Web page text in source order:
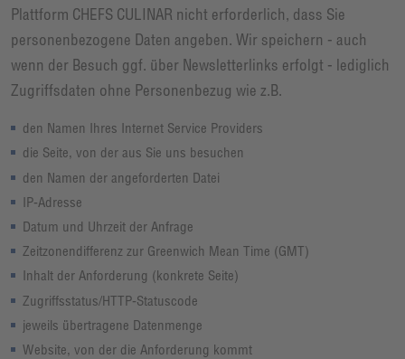
Plattform CHEFS CULINAR nicht erforderlich, dass Sie
personenbezogene Daten angeben. Wir speichern - auch
wenn der Besuch ggf. über Newsletterlinks erfolgt - lediglich
Zugriffsdaten ohne Personenbezug wie z.B.
den Namen Ihres Internet Service Providers
die Seite, von der aus Sie uns besuchen
den Namen der angeforderten Datei
IP-Adresse
Datum und Uhrzeit der Anfrage
Zeitzonendifferenz zur Greenwich Mean Time (GMT)
Inhalt der Anforderung (konkrete Seite)
Zugriffsstatus/HTTP-Statuscode
jeweils übertragene Datenmenge
Website, von der die Anforderung kommt